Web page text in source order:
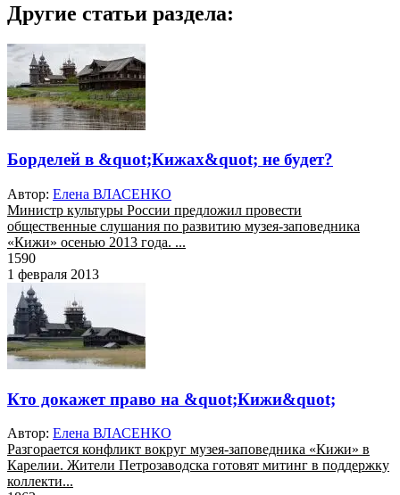
Другие статьи раздела:
Борделей в &quot;Кижах&quot; не будет?
Автор: Елена ВЛАСЕНКО
Министр культуры России предложил провести
общественные слушания по развитию музея-заповедника
«Кижи» осенью 2013 года. ...
1590
1 февраля 2013
Кто докажет право на &quot;Кижи&quot;
Автор: Елена ВЛАСЕНКО
Разгорается конфликт вокруг музея-заповедника «Кижи» в
Карелии. Жители Петрозаводска готовят митинг в поддержку
коллекти...